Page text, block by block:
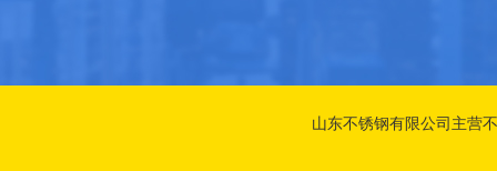
山东不锈钢有限公司主营